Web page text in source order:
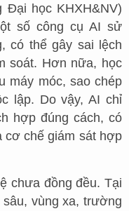
học KHXH&NV)
số công cụ AI sử
có thể gây sai lệch
soát. Hơn nữa, học
máy móc, sao chép
lập. Do vậy, AI chỉ
hợp đúng cách, có
cơ chế giám sát hợp
chưa đồng đều. Tại
vùng xa, trường